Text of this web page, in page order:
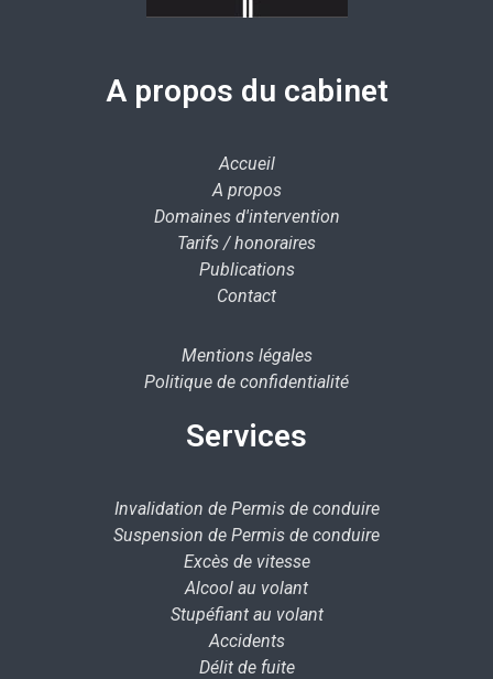
A propos du cabinet
Accueil
A propos
Domaines d'intervention
Tarifs / honoraires
Publications
Contact
Mentions légales
Politique de confidentialité
Services
Invalidation de Permis de conduire
Suspension de Permis de conduire
Excès de vitesse
Alcool au volant
Stupéfiant au volant
Accidents
Délit de fuite